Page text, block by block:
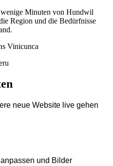
Minuten von Hundwil
Region und die Bedürfnisse
neue Website live gehen
ab. In der Regel planen
und Bilder